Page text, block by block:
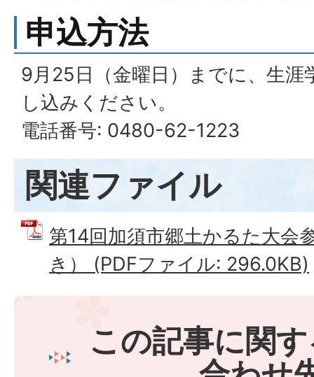
申込方法
9月25日（金曜日）までに、生涯
し込みください。
電話番号: 0480-62-1223
関連ファイル
第14回加須市郷土かるた大会
き） (PDFファイル: 296.0KB)
この記事に関